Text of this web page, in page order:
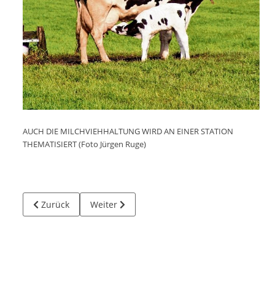
AUCH DIE MILCHVIEHHALTUNG WIRD AN EINER STATION
THEMATISIERT (Foto Jürgen Ruge)
Vorheriger Beitrag: Die Wilstermarsch neu erfahren -
Zurück Nächster Beitrag: Rathäuser: Türen offen
Weiter